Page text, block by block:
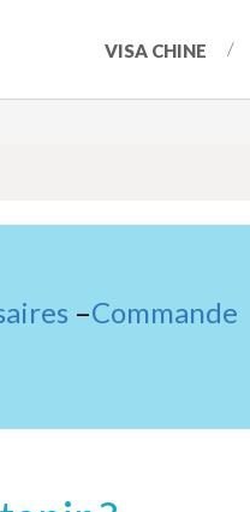
VISA CHINE
–Commande